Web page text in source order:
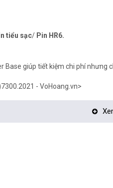
tiểu sạc/ Pin HR6.
Base giúp tiết kiệm chi phí nhưng
- VoHoang.vn>